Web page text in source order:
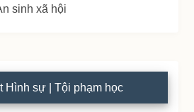
sinh xã hội
Hình sự | Tội phạm học